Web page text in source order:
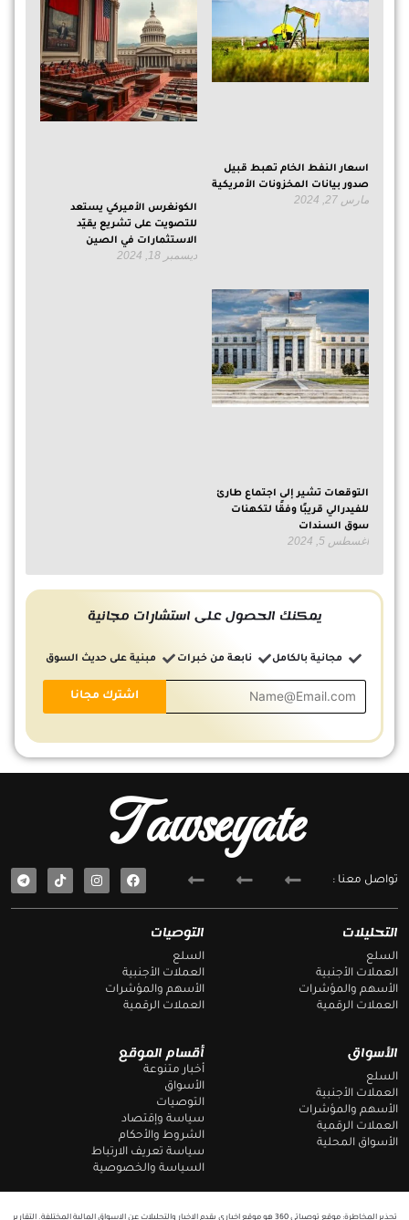
اسعار النفط الخام تهبط قبيل
صدور بيانات المخزونات الأمريكية
مارس 27, 2024
الكونغرس الأميركي يستعد
للتصويت على تشريع يقيّد
الاستثمارات في الصين
ديسمبر 18, 2024
التوقعات تشير إلى اجتماع طارئ
للفيدرالي قريبًا وفقًا لتكهنات
سوق السندات
أغسطس 5, 2024
يمكنك الحصول على استشارات مجانية
مجانية بالكامل نابعة من خبرات مبنية على حديث السوق
أقسام الموقع
أخبار متنوعة
الأسواق
التوصيات
سياسة وإقتصاد
الشروط والأحكام
سياسة تعريف الارتباط
السياسة والخصوصية
الأسواق
السلع
العملات الأجنبية
الأسهم والمؤشرات
العملات الرقمية
الأسواق المحلية
التوصيات
السلع
العملات الأجنبية
الأسهم والمؤشرات
العملات الرقمية
التحليلات
السلع
العملات الأجنبية
الأسهم والمؤشرات
العملات الرقمية
Tawseyate
تواصل معنا :
F
a
e
T
e
e
تحذير المخاطرة: موقع توصياتي 360 هو موقع اخباري يقدم الاخبار والتحليلات عن الاسواق المالية المختلفة. التقارير